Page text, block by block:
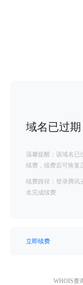
域名已过
温馨提醒：该域名已
续费，续费后可恢复
续费路径：登录腾讯
名完成续费
立即续费
WHOIS查